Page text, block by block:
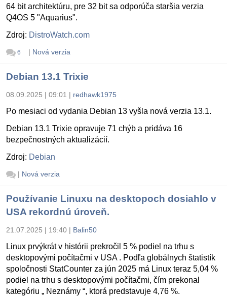
64 bit architektúru, pre 32 bit sa odporúča staršia verzia
Q4OS 5 "Aquarius".
Zdroj: DistroWatch.com
6 | Nová verzia
Debian 13.1 Trixie
08.09.2025 | 09:01 | redhawk1975
Po mesiaci od vydania Debian 13 vyšla nová verzia 13.1.
Debian 13.1 Trixie opravuje 71 chýb a pridáva 16
bezpečnostných aktualizácií.
Zdroj: Debian
| Nová verzia
Používanie Linuxu na desktopoch dosiahlo v
USA rekordnú úroveň.
21.07.2025 | 19:40 | Balin50
Linux prvýkrát v histórii prekročil 5 % podiel na trhu s
desktopovými počítačmi v USA . Podľa globálnych štatistík
spoločnosti StatCounter za jún 2025 má Linux teraz 5,04 %
podiel na trhu s desktopovými počítačmi, čím prekonal
kategóriu „ Neznámy “, ktorá predstavuje 4,76 %.